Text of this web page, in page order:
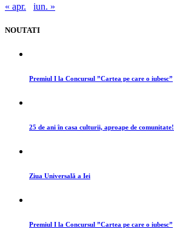
« apr.
iun. »
NOUTATI
Premiul I la Concursul ”Cartea pe care o iubesc”
25 de ani în casa culturii, aproape de comunitate!
Ziua Universală a Iei
Premiul I la Concursul ”Cartea pe care o iubesc”